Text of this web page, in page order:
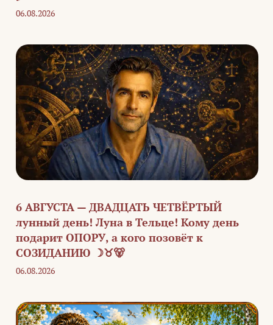
06.08.2026
6 АВГУСТА — ДВАДЦАТЬ ЧЕТВЁРТЫЙ
лунный день! Луна в Тельце! Кому день
подарит ОПОРУ, а кого позовёт к
СОЗИДАНИЮ ☽♉🐻
06.08.2026